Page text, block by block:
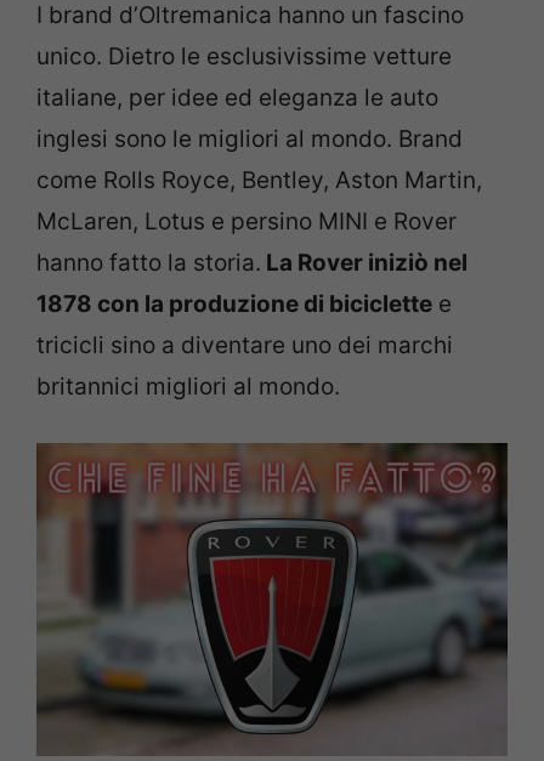
I brand d’Oltremanica hanno un fascino
unico. Dietro le esclusivissime vetture
italiane, per idee ed eleganza le auto
inglesi sono le migliori al mondo. Brand
come Rolls Royce, Bentley, Aston Martin,
McLaren, Lotus e persino MINI e Rover
hanno fatto la storia. La Rover iniziò nel
1878 con la produzione di biciclette e
tricicli sino a diventare uno dei marchi
britannici migliori al mondo.